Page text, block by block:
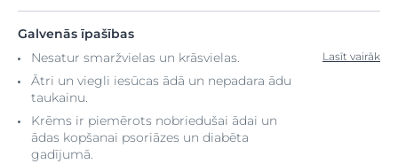
Galvenās īpašības
Nesatur smaržvielas un krāsvielas.
Ātri un viegli iesūcas ādā un nepadara ādu
taukainu.
Krēms ir piemērots nobriedušai ādai un
ādas kopšanai psoriāzes un diabēta
gadījumā.
Lasīt vairāk